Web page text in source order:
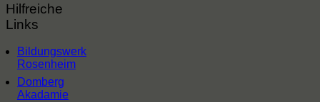
Hilfreiche
Links
Bildungswerk
Rosenheim
Domberg
Akadamie